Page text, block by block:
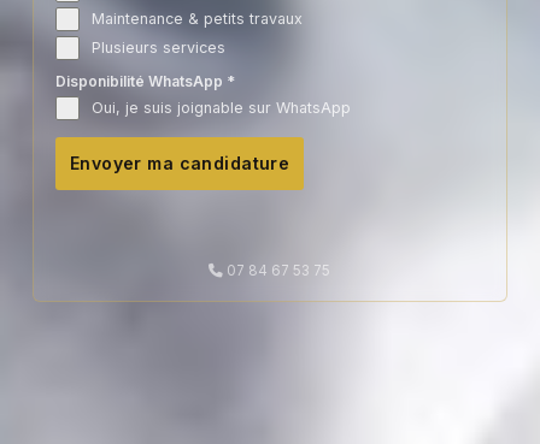
Maintenance & petits travaux
Plusieurs services
Disponibilité WhatsApp *
Oui, je suis joignable sur WhatsApp
Envoyer ma candidature
07 84 67 53 75